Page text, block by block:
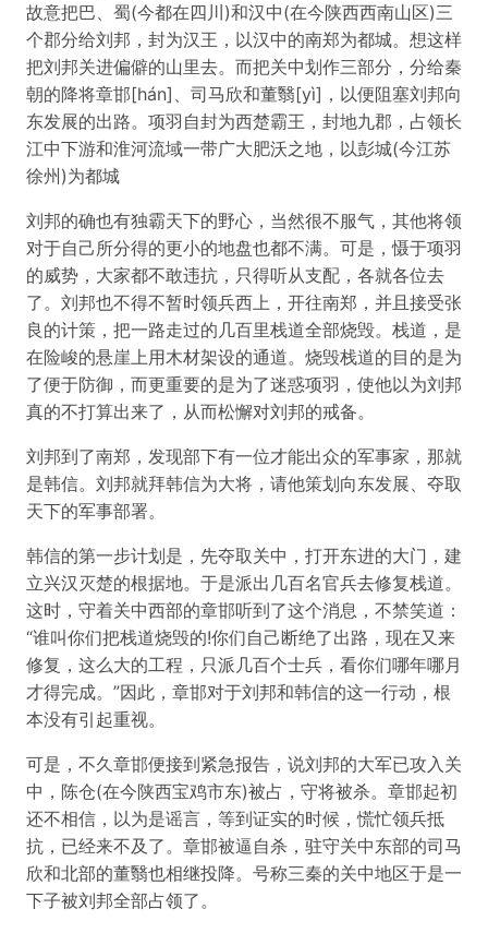
故意把巴、蜀(今都在四川)和汉中(在今陕西西南山区)三
个郡分给刘邦，封为汉王，以汉中的南郑为都城。想这样
把刘邦关进偏僻的山里去。而把关中划作三部分，分给秦
朝的降将章邯[hán]、司马欣和董翳[yì]，以便阻塞刘邦向
东发展的出路。项羽自封为西楚霸王，封地九郡，占领长
江中下游和淮河流域一带广大肥沃之地，以彭城(今江苏
徐州)为都城
刘邦的确也有独霸天下的野心，当然很不服气，其他将领
对于自己所分得的更小的地盘也都不满。可是，慑于项羽
的威势，大家都不敢违抗，只得听从支配，各就各位去
了。刘邦也不得不暂时领兵西上，开往南郑，并且接受张
良的计策，把一路走过的几百里栈道全部烧毁。栈道，是
在险峻的悬崖上用木材架设的通道。烧毁栈道的目的是为
了便于防御，而更重要的是为了迷惑项羽，使他以为刘邦
真的不打算出来了，从而松懈对刘邦的戒备。
刘邦到了南郑，发现部下有一位才能出众的军事家，那就
是韩信。刘邦就拜韩信为大将，请他策划向东发展、夺取
天下的军事部署。
韩信的第一步计划是，先夺取关中，打开东进的大门，建
立兴汉灭楚的根据地。于是派出几百名官兵去修复栈道。
这时，守着关中西部的章邯听到了这个消息，不禁笑道：
“谁叫你们把栈道烧毁的!你们自己断绝了出路，现在又来
修复，这么大的工程，只派几百个士兵，看你们哪年哪月
才得完成。”因此，章邯对于刘邦和韩信的这一行动，根
本没有引起重视。
可是，不久章邯便接到紧急报告，说刘邦的大军已攻入关
中，陈仓(在今陕西宝鸡市东)被占，守将被杀。章邯起初
还不相信，以为是谣言，等到证实的时候，慌忙领兵抵
抗，已经来不及了。章邯被逼自杀，驻守关中东部的司马
欣和北部的董翳也相继投降。号称三秦的关中地区于是一
下子被刘邦全部占领了。